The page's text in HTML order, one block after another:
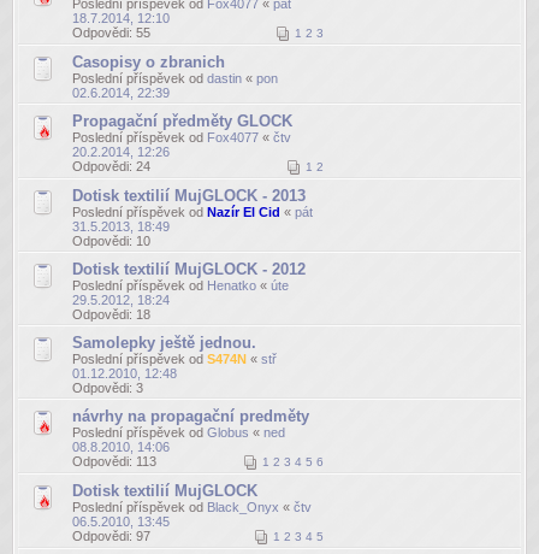
Poslední příspěvek od Fox4077 « pát
18.7.2014, 12:10
Odpovědi: 55 1 2 3
Casopisy o zbranich
Poslední příspěvek od dastin « pon
02.6.2014, 22:39
Propagační předměty GLOCK
Poslední příspěvek od Fox4077 « čtv
20.2.2014, 12:26
Odpovědi: 24 1 2
Dotisk textilií MujGLOCK - 2013
Poslední příspěvek od Nazír El Cid « pát
31.5.2013, 18:49
Odpovědi: 10
Dotisk textilií MujGLOCK - 2012
Poslední příspěvek od Henatko « úte
29.5.2012, 18:24
Odpovědi: 18
Samolepky ještě jednou.
Poslední příspěvek od S474N « stř
01.12.2010, 12:48
Odpovědi: 3
návrhy na propagační predměty
Poslední příspěvek od Globus « ned
08.8.2010, 14:06
Odpovědi: 113 1 2 3 4 5 6
Dotisk textilií MujGLOCK
Poslední příspěvek od Black_Onyx « čtv
06.5.2010, 13:45
Odpovědi: 97 1 2 3 4 5